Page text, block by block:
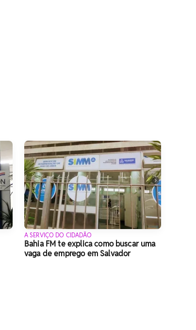
A SERVIÇO DO CIDADÃO
Bahia FM te explica como buscar uma
vaga de emprego em Salvador